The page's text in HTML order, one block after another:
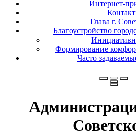
Интернет-
Глава г.
Благоустройство
Формирование
Часто